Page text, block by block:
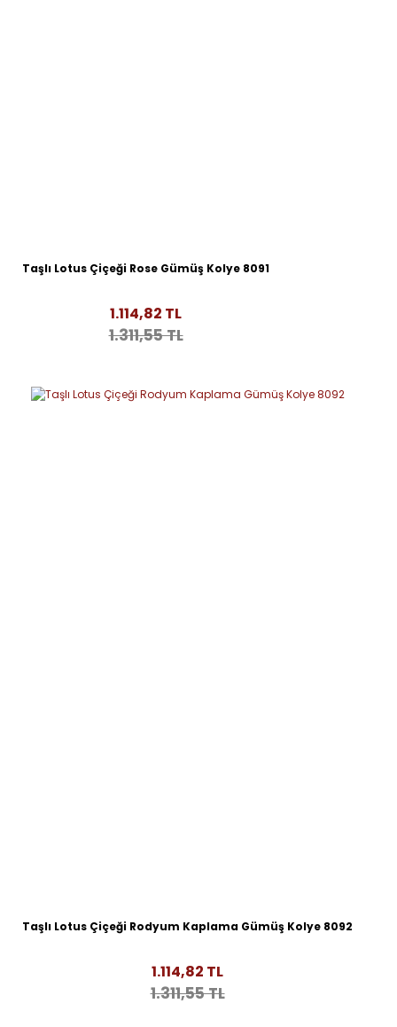
Taşlı Lotus Çiçeği Rose Gümüş Kolye 8091
1.114,82 TL
1.311,55 TL
Taşlı Lotus Çiçeği Rodyum Kaplama Gümüş Kolye 8092
1.114,82 TL
1.311,55 TL